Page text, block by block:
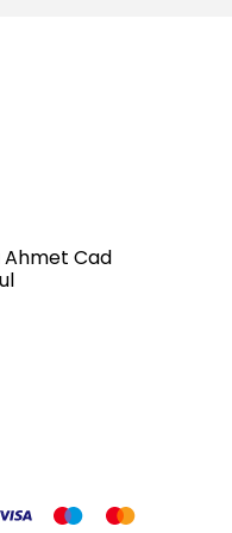
Ahmet Cad